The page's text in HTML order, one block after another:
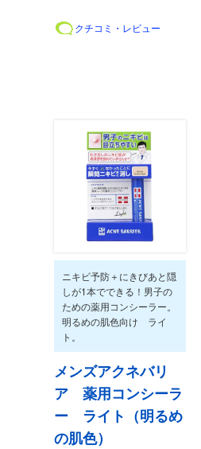
クチコミ・レビュー
ニキビ予防＋にきびあと隠
しが1本でできる！男子の
ための薬用コンシーラー。
明るめの肌色向け ライ
ト。
メンズアクネバリ
ア 薬用コンシーラ
ー ライト（明るめ
の肌色）